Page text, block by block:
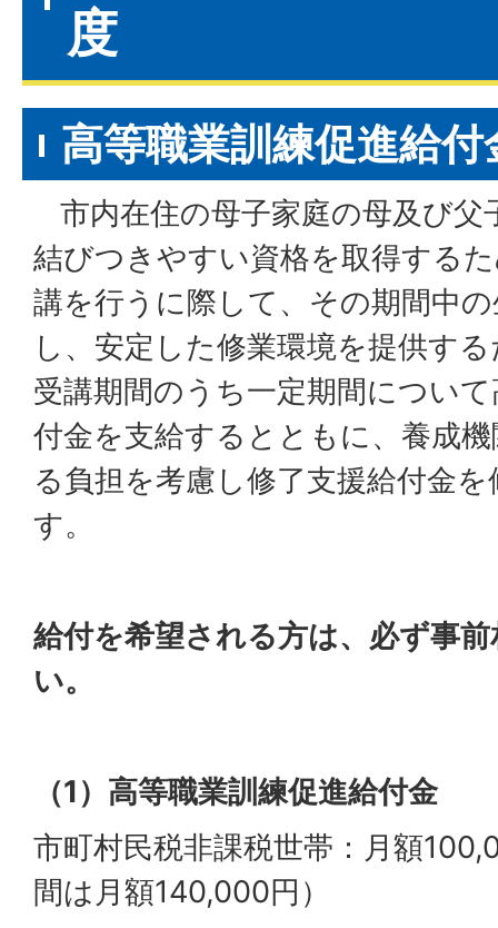
度
高等職業訓練促進給付
市内在住の母子家庭の母及び父
結びつきやすい資格を取得する
講を行うに際して、その期間中
し、安定した修業環境を提供す
受講期間のうち一定期間につい
付金を支給するとともに、養成
る負担を考慮し修了支援給付金
す。
給付を希望される方は、必ず事
い。
（1）高等職業訓練促進給付金
市町村民税非課税世帯：月額
間は月額140,000円）